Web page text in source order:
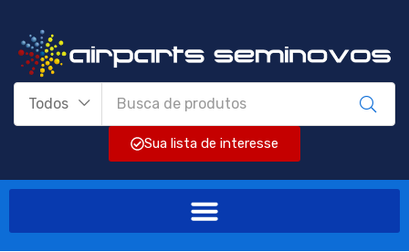
Todos
Sua lista de interesse